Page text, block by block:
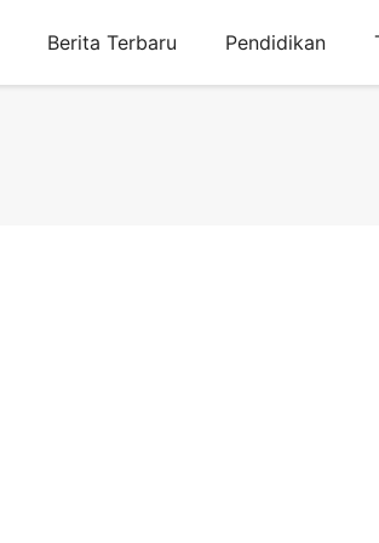
Berita Terbaru Pendidikan